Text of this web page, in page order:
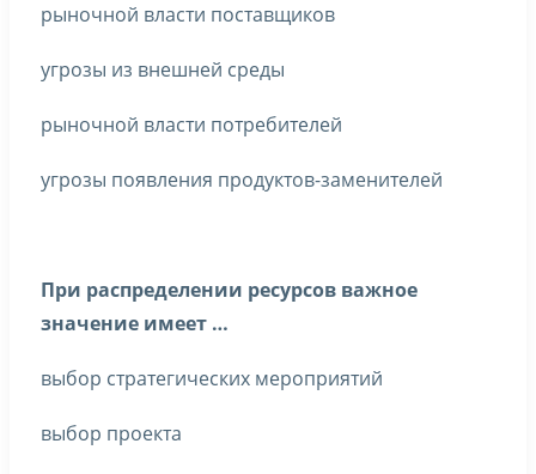
рыночной власти поставщиков
угрозы из внешней среды
рыночной власти потребителей
угрозы появления продуктов-заменителей
При распределении ресурсов важное
значение имеет …
выбор стратегических мероприятий
выбор проекта